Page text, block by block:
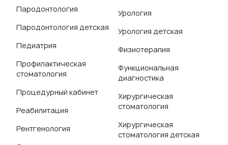
Пародонтология
Пародонтология детская
Педиатрия
Профилактическая
стоматология
Процедурный кабинет
Реабилитация
Рентгенология
Урология
Урология детская
Физиотерапия
Функциональная
диагностика
Хирургическая
стоматология
Хирургическая
стоматология детская